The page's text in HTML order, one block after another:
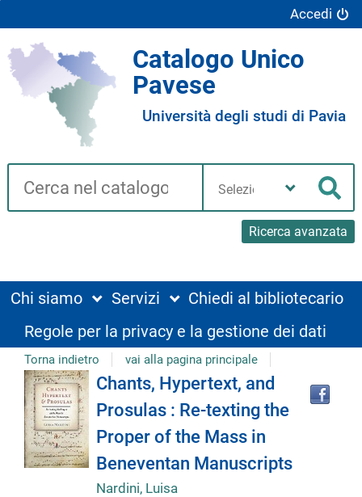
Accedi
Catalogo Unico
Pavese
Università degli studi di Pavia
Cerca su "Catalogo"
Ricerca avanzata
biblioteca
Chi siamo Servizi
Chiedi al bibliotecario
Regole per la privacy e la gestione dei dati
Torna indietro vai alla pagina principale
Dettaglio
del
documento
Chants, Hypertext, and
Prosulas : Re-texting the
Proper of the Mass in
Beneventan Manuscripts
Nardini, Luisa